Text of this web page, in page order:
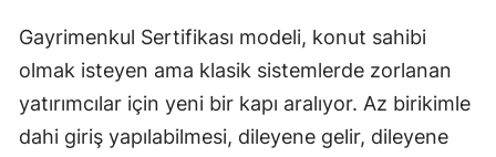
Zonguldak
Aksaray
Gayrimenkul Sertifikası modeli, konut sahibi
olmak isteyen ama klasik sistemlerde zorlanan
yatırımcılar için yeni bir kapı aralıyor. Az birikimle
dahi giriş yapılabilmesi, dileyene gelir, dileyene